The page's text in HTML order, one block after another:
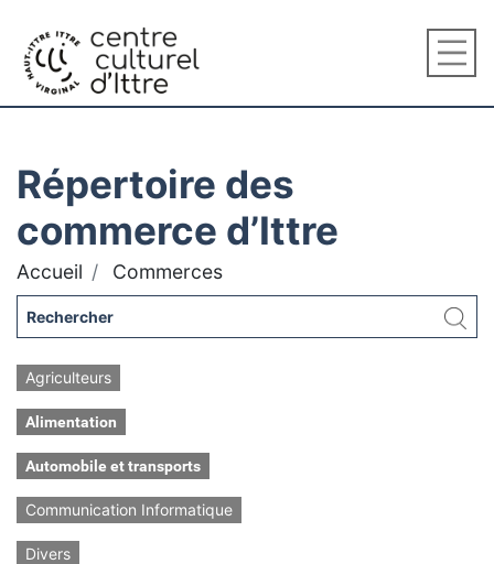
Répertoire des
commerce d’Ittre
Accueil Commerces
Agriculteurs
Alimentation
Automobile et transports
Communication Informatique
Divers